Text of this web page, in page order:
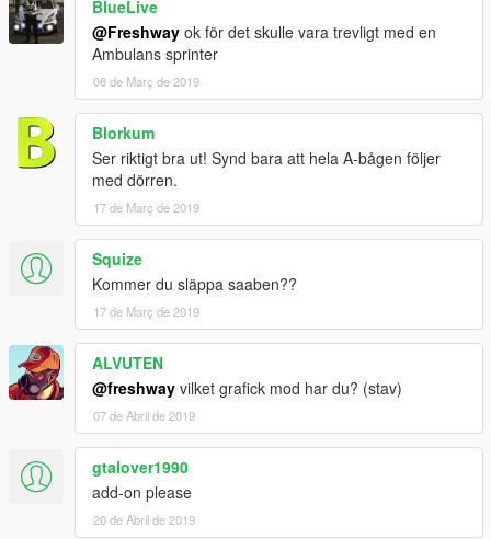
BlueLive
@Freshway ok för det skulle vara trevligt med en
Ambulans sprinter
08 de Març de 2019
Blorkum
Ser riktigt bra ut! Synd bara att hela A-bågen följer
med dörren.
17 de Març de 2019
Squize
Kommer du släppa saaben??
17 de Març de 2019
ALVUTEN
@freshway vilket grafick mod har du? (stav)
07 de Abril de 2019
gtalover1990
add-on please
20 de Abril de 2019